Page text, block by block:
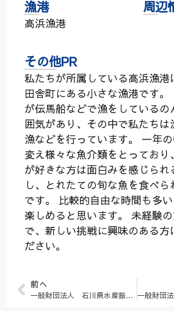
漁港
高浜漁港
周辺
その他PR
私たちが所属している高浜漁港
田舎町にある小さな漁港です
が伝馬船などで漁をしている
囲気があり、その中で私たち
漁などを行っています。 一年
変え様々な魚介類をとってお
が好きな方は面白みを感じられ
し、とれたての旬な魚を食べ
です。 比較的自由な時間も多
楽しめると思います。 未経験
で、新しい挑戦に興味のある方
ださい。
前へ
一般財団法人 石川県水産振興事業団